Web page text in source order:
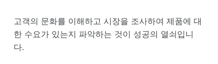
고객의 문화를 이해하고 시장을 조사하여 제품에 대
한 수요가 있는지 파악하는 것이 성공의 열쇠입니
다.